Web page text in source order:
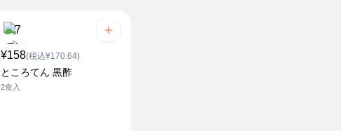
¥158(税込¥170.64)
ところてん 黒酢
2食入